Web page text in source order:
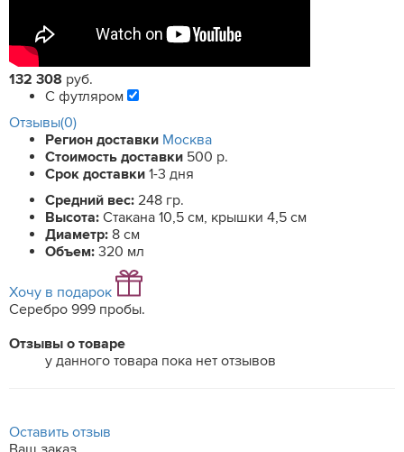
132 308 руб.
С футляром
Отзывы(0)
Регион доставки Москва
Стоимость доставки 500 р.
Срок доставки 1-3 дня
Средний вес: 248 гр.
Высота: Стакана 10,5 см, крышки 4,5 см
Диаметр: 8 см
Объем: 320 мл
Хочу в подарок
Серебро 999 пробы.
Отзывы о товаре
у данного товара пока нет отзывов
Оставить отзыв